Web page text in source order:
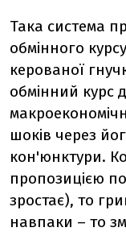
Така система
обмінного
керованої
обмінний курс
шоків через
кон'юнктури.
пропозицією
зростає), то
навпаки – то